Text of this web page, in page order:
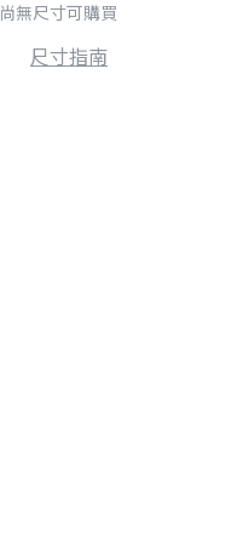
尚無尺寸可購買
尺寸指南